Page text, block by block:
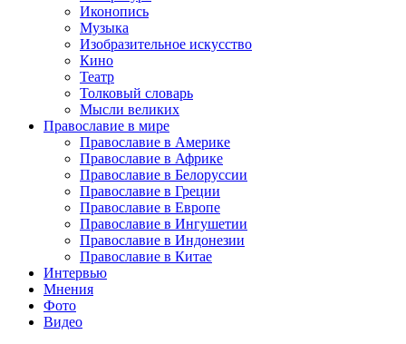
Иконопись
Музыка
Изобразительное искусство
Кино
Театр
Толковый словарь
Мысли великих
Православие в мире
Православие в Америке
Православие в Африке
Православие в Белоруссии
Православие в Греции
Православие в Европе
Православие в Ингушетии
Православие в Индонезии
Православие в Китае
Интервью
Мнения
Фото
Видео